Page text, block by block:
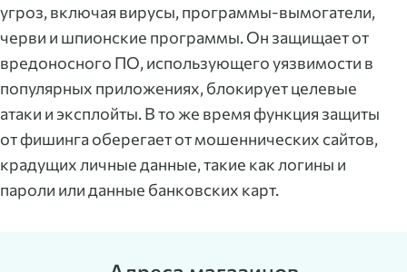
угроз, включая вирусы, программы-вымогатели,
черви и шпионские программы. Он защищает от
вредоносного ПО, использующего уязвимости в
популярных приложениях, блокирует целевые
атаки и эксплойты. В то же время функция защиты
от фишинга оберегает от мошеннических сайтов,
крадущих личные данные, такие как логины и
пароли или данные банковских карт.